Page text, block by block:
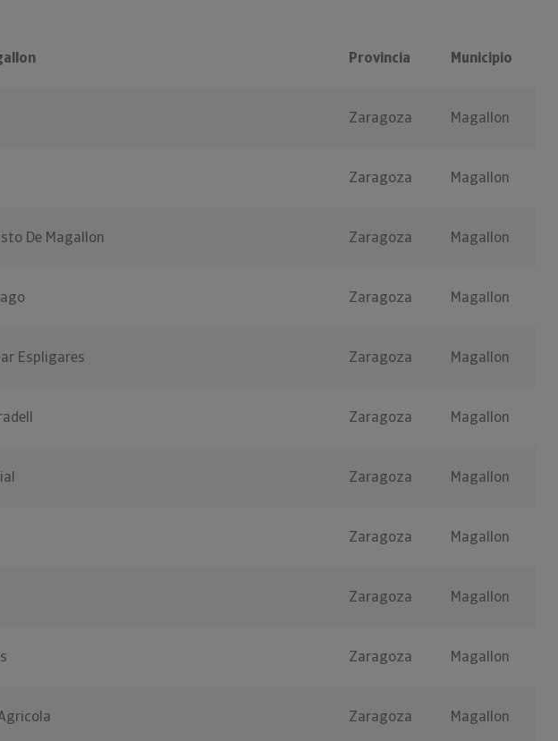
Provincia Municipio
Zaragoza Magallon
Zaragoza Magallon
De Magallon Zaragoza Magallon
Zaragoza Magallon
Espligares Zaragoza Magallon
Zaragoza Magallon
Zaragoza Magallon
Zaragoza Magallon
Zaragoza Magallon
Zaragoza Magallon
Zaragoza Magallon